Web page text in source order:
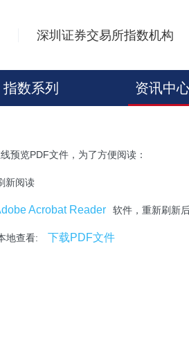
深圳证券交易所指数机构
指数系列 资讯中
预览PDF文件，为了方便阅读：
新阅读
Acrobat Reader 软件，重新刷新
地查看: 下载PDF文件